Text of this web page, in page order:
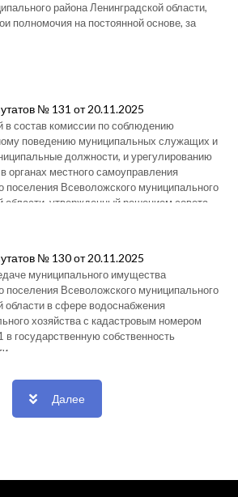
района Ленинградской области,
полномочия на постоянной основе, за
№ 131 от 20.11.2025
в состав комиссии по соблюдению
поведению муниципальных служащих и
должности, и урегулированию
органах местного самоуправления
поселения Всеволожского муниципального
области, утвержденный решением совета
№ 130 от 20.11.2025
муниципального имущества
поселения Всеволожского муниципального
области в сфере водоснабжения
хозяйства с кадастровым номером
государственную собственность
Далее